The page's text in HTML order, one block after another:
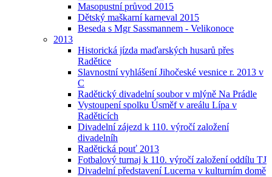
Masopustní průvod 2015
Dětský maškarní karneval 2015
Beseda s Mgr Sassmannem - Velikonoce
2013
Historická jízda maďarských husarů přes
Radětice
Slavnostní vyhlášení Jihočeské vesnice r. 2013 v
C
Radětický divadelní soubor v mlýně Na Prádle
Vystoupení spolku Úsměf v areálu Lípa v
Raděticích
Divadelní zájezd k 110. výročí založení
divadelníh
Radětická pouť 2013
Fotbalový turnaj k 110. výročí založení oddílu TJ
Divadelní představení Lucerna v kulturním domě